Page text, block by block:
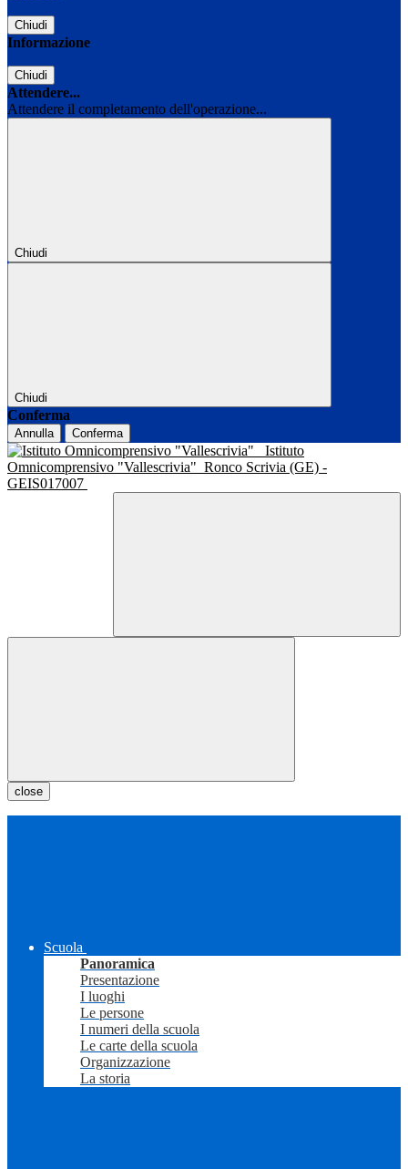
Chiudi
Informazione
Chiudi
Attendere...
Attendere il completamento dell'operazione...
Chiudi
Chiudi
Conferma
Annulla Conferma
Istituto
Omnicomprensivo "Vallescrivia" Ronco Scrivia (GE) -
GEIS017007
close
Scuola
Panoramica
Presentazione
I luoghi
Le persone
I numeri della scuola
Le carte della scuola
Organizzazione
La storia